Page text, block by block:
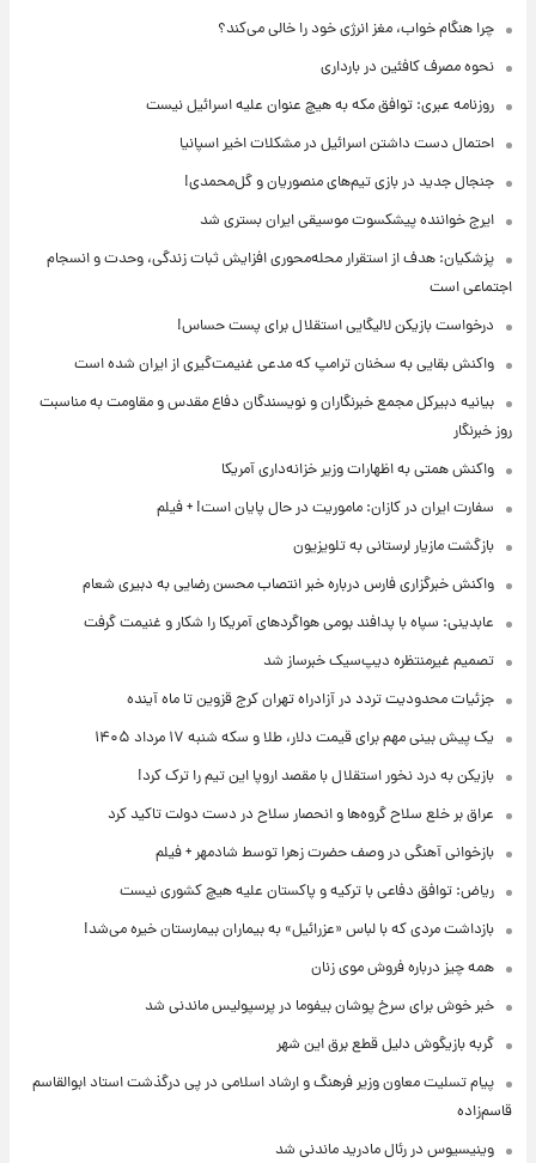
چرا هنگام خواب، مغز انرژی خود را خالی می‌کند؟
نحوه مصرف کافئین در بارداری
روزنامه عبری: توافق مکه به هیچ عنوان علیه اسرائیل نیست
احتمال دست داشتن اسرائیل در مشکلات اخیر اسپانیا
جنجال جدید در بازی تیم‌های منصوریان و گل‌محمدی!
ایرج خواننده پیشکسوت موسیقی ایران بستری شد
پزشکیان: هدف از استقرار محله‌محوری افزایش ثبات زندگی، وحدت و انسجام
اجتماعی است
درخواست بازیکن لالیگایی استقلال برای پست حساس!
واکنش بقایی به سخنان ترامپ که مدعی غنیمت‌گیری از ایران شده است
بیانیه دبیرکل مجمع خبرنگاران و نویسندگان دفاع مقدس و مقاومت به مناسبت
روز خبرنگار
واکنش همتی به اظهارات وزیر خزانه‌داری آمریکا
سفارت ایران در کازان: ماموریت در حال پایان است! + فیلم
بازگشت مازیار لرستانی به تلویزیون
واکنش خبرگزاری فارس درباره خبر انتصاب محسن رضایی به دبیری شعام
عابدینی: سپاه با پدافند بومی هواگردهای آمریکا را شکار و غنیمت گرفت
تصمیم غیرمنتظره دیپ‌سیک خبرساز شد
جزئیات محدودیت تردد در آزادراه تهران کرج قزوین تا ماه آینده
یک پیش ‌بینی مهم برای قیمت دلار، طلا و سکه شنبه ۱۷ مرداد ۱۴۰۵
بازیکن به درد نخور استقلال با مقصد اروپا این تیم را ترک کرد!
عراق بر خلع سلاح گروه‌ها و انحصار سلاح در دست دولت تاکید کرد
بازخوانی آهنگی در وصف حضرت زهرا توسط شادمهر + فیلم
ریاض: توافق دفاعی با ترکیه و پاکستان علیه هیچ کشوری نیست
بازداشت مردی که با لباس «عزرائیل» به بیماران بیمارستان خیره می‌شد!
همه چیز درباره فروش موی زنان
خبر خوش برای سرخ پوشان بیفوما در پرسپولیس ماندنی شد
گربه بازیگوش دلیل قطع برق این شهر
پیام تسلیت معاون وزیر فرهنگ و ارشاد اسلامی در پی درگذشت استاد ابوالقاسم
قاسم‌زاده
وینیسیوس در رئال مادرید ماندنی شد